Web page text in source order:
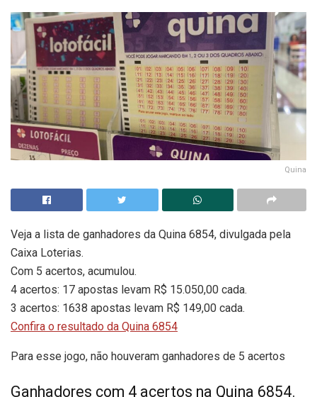
Quina
Veja a lista de ganhadores da Quina 6854, divulgada pela
Caixa Loterias.
Com 5 acertos, acumulou.
4 acertos: 17 apostas levam R$ 15.050,00 cada.
3 acertos: 1638 apostas levam R$ 149,00 cada.
Confira o resultado da Quina 6854
Para esse jogo, não houveram ganhadores de 5 acertos
Ganhadores com 4 acertos na Quina 6854.